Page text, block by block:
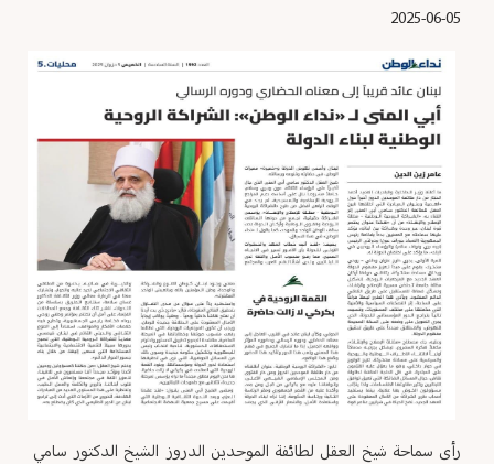
2025-06-05
رأى سماحة شيخ العقل لطائفة الموحدين الدروز الشيخ الدكتور سامي